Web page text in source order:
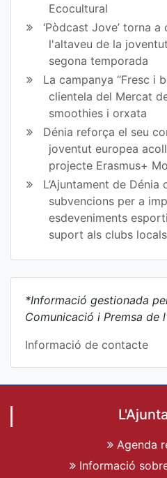
Ecocultural
‘Pòdcast Jove’ torna
l'altaveu de la
segona temporada
La campanya “Fresc i
clientela del Mercat
smoothies i orxata
Dénia reforça el seu
joventut europea
projecte Erasmus+
L’Ajuntament de
subvencions per a
esdeveniments
suport als clubs locals
*Informació gestionada
Comunicació i Premsa de
Informació de contacte
Agenda
Informació